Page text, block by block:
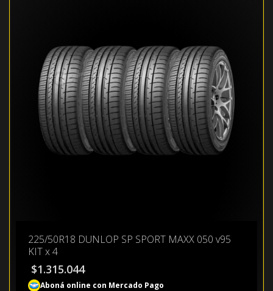
225/50R18 DUNLOP SP SPORT MAXX 050 v95
KIT x 4
$1.315.044
Aboná online con Mercado Pago